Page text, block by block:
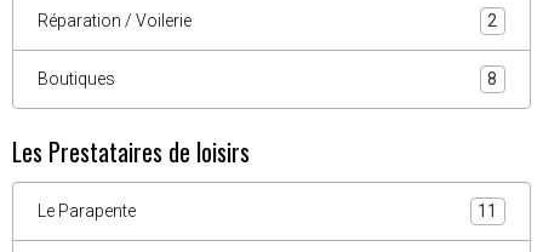
Réparation / Voilerie 2
Boutiques 8
Les Prestataires de loisirs
Le Parapente 11